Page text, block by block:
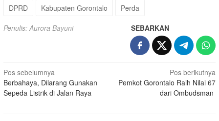
DPRD Kabupaten Gorontalo Perda
Penulis: Aurora Bayuni SEBARKAN
Navigasi
pos
Pos sebelumnya
Berbahaya, Dilarang Gunakan
Sepeda Listrik di Jalan Raya
Pos berikutnya
Pemkot Gorontalo Raih Nilai 67
dari Ombudsman